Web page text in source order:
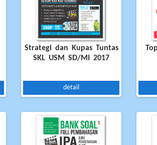
Strategi dan Kupas Tuntas
SKL USM SD/MI 2017
detail